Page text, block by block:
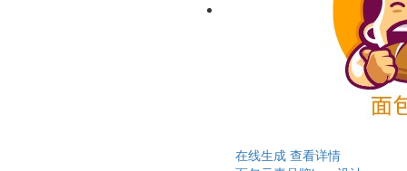
在线生成 查看详情